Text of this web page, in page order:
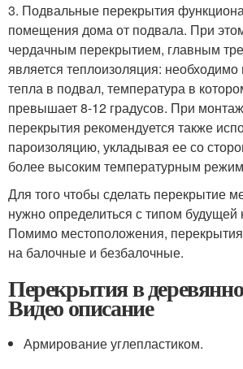
3. Подвальные перекрытия
помещения дома от подвала. При
чердачным перекрытием, главным
является теплоизоляция: необходимо
тепла в подвал, температура в
превышает 8-12 градусов. При
перекрытия рекомендуется также
пароизоляцию, укладывая ее со
более высоким температурным
Для того чтобы сделать перекрытие
нужно определиться с типом будущей
Помимо местоположения,
на балочные и безбалочные.
Перекрытия в
Видео описание
Армирование углепластиком.